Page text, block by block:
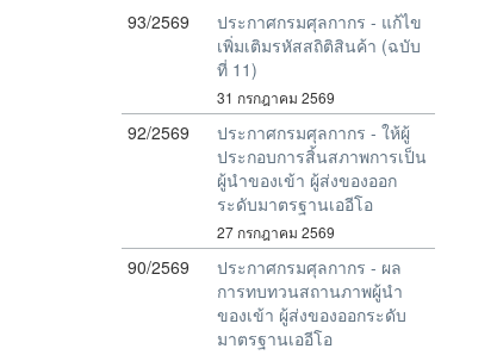
93/2569
ประกาศกรมศุลกากร - แก้ไข
เพิ่มเติมรหัสสถิติสินค้า (ฉบับ
ที่ 11)
31 กรกฎาคม 2569
92/2569
ประกาศกรมศุลกากร - ให้ผู้
ประกอบการสิ้นสภาพการเป็น
ผู้นำของเข้า ผู้ส่งของออก
ระดับมาตรฐานเออีโอ
27 กรกฎาคม 2569
90/2569
ประกาศกรมศุลกากร - ผล
การทบทวนสถานภาพผู้นำ
ของเข้า ผู้ส่งของออกระดับ
มาตรฐานเออีโอ